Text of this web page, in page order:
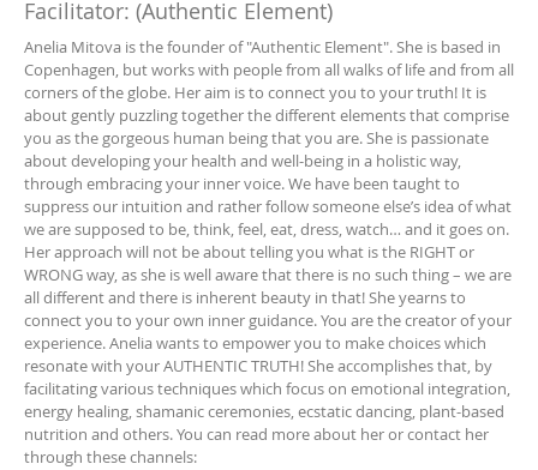
Facilitator: (Authentic Element)
Anelia Mitova is the founder of "Authentic Element". She is based in
Copenhagen, but works with people from all walks of life and from all
corners of the globe. Her aim is to connect you to your truth! It is
about gently puzzling together the different elements that comprise
you as the gorgeous human being that you are. She is passionate
about developing your health and well-being in a holistic way,
through embracing your inner voice. We have been taught to
suppress our intuition and rather follow someone else’s idea of what
we are supposed to be, think, feel, eat, dress, watch… and it goes on.
Her approach will not be about telling you what is the RIGHT or
WRONG way, as she is well aware that there is no such thing – we are
all different and there is inherent beauty in that! She yearns to
connect you to your own inner guidance. You are the creator of your
experience. Anelia wants to empower you to make choices which
resonate with your AUTHENTIC TRUTH! She accomplishes that, by
facilitating various techniques which focus on emotional integration,
energy healing, shamanic ceremonies, ecstatic dancing, plant-based
nutrition and others. You can read more about her or contact her
through these channels: